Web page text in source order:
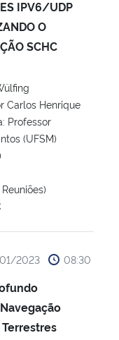
IPV6/UDP
O
SCHC
Carlos Henrique
Professor
(UFSM)
2023 08:30